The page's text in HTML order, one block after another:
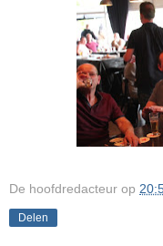
De hoofdredacteur op
Delen